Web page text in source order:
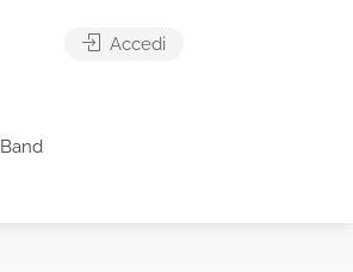
Band
Accedi